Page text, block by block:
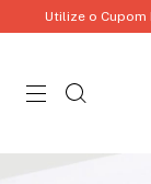
Utilize o Cupom